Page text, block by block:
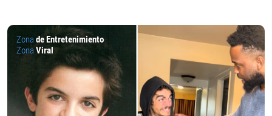
Zona de Entretenimiento
Zona Viral